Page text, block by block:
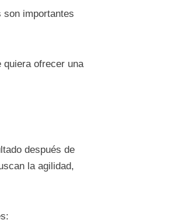
son importantes
quiera ofrecer una
después de
la agilidad,